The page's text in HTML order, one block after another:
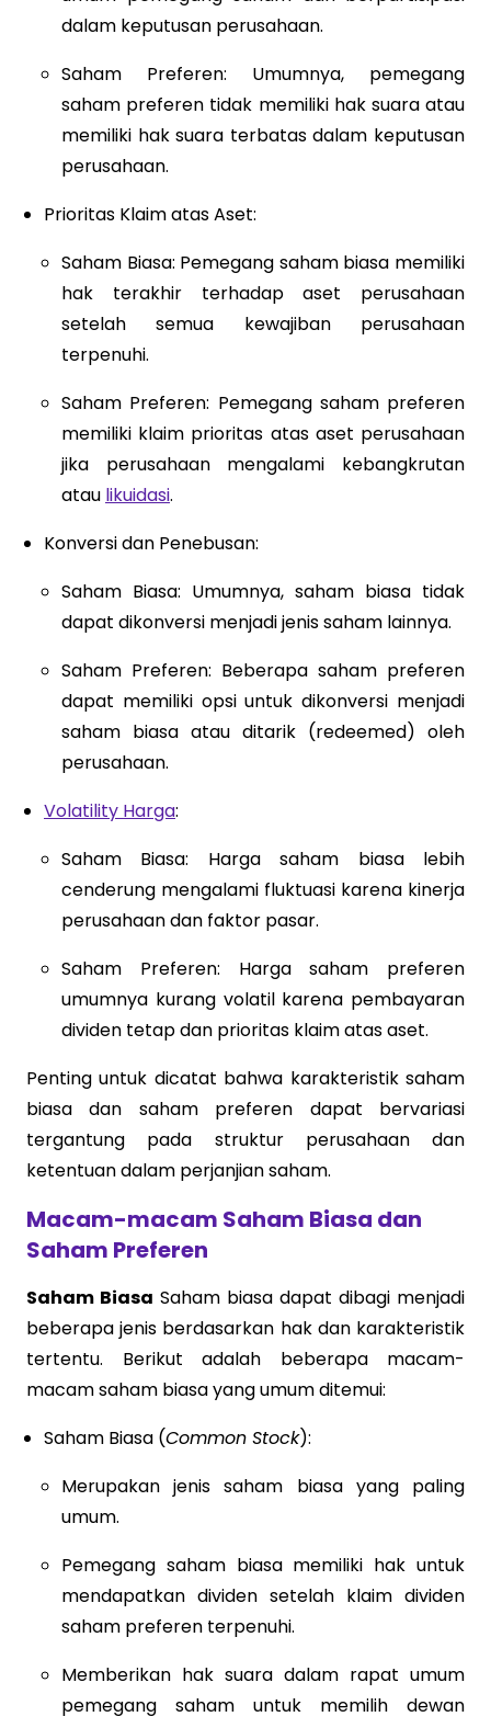
dalam keputusan perusahaan.
Saham Preferen: Umumnya, pemegang
saham preferen tidak memiliki hak suara atau
memiliki hak suara terbatas dalam keputusan
perusahaan.
Prioritas Klaim atas Aset:
Saham Biasa: Pemegang saham biasa memiliki
hak terakhir terhadap aset perusahaan
setelah semua kewajiban perusahaan
terpenuhi.
Saham Preferen: Pemegang saham preferen
memiliki klaim prioritas atas aset perusahaan
jika perusahaan mengalami kebangkrutan
atau likuidasi.
Konversi dan Penebusan:
Saham Biasa: Umumnya, saham biasa tidak
dapat dikonversi menjadi jenis saham lainnya.
Saham Preferen: Beberapa saham preferen
dapat memiliki opsi untuk dikonversi menjadi
saham biasa atau ditarik (redeemed) oleh
perusahaan.
Volatility Harga:
Saham Biasa: Harga saham biasa lebih
cenderung mengalami fluktuasi karena kinerja
perusahaan dan faktor pasar.
Saham Preferen: Harga saham preferen
umumnya kurang volatil karena pembayaran
dividen tetap dan prioritas klaim atas aset.
Penting untuk dicatat bahwa karakteristik saham
biasa dan saham preferen dapat bervariasi
tergantung pada struktur perusahaan dan
ketentuan dalam perjanjian saham.
Macam-macam Saham Biasa dan
Saham Preferen
Saham Biasa Saham biasa dapat dibagi menjadi
beberapa jenis berdasarkan hak dan karakteristik
tertentu. Berikut adalah beberapa macam-
macam saham biasa yang umum ditemui:
Saham Biasa (Common Stock):
Merupakan jenis saham biasa yang paling
umum.
Pemegang saham biasa memiliki hak untuk
mendapatkan dividen setelah klaim dividen
saham preferen terpenuhi.
Memberikan hak suara dalam rapat umum
pemegang saham untuk memilih dewan